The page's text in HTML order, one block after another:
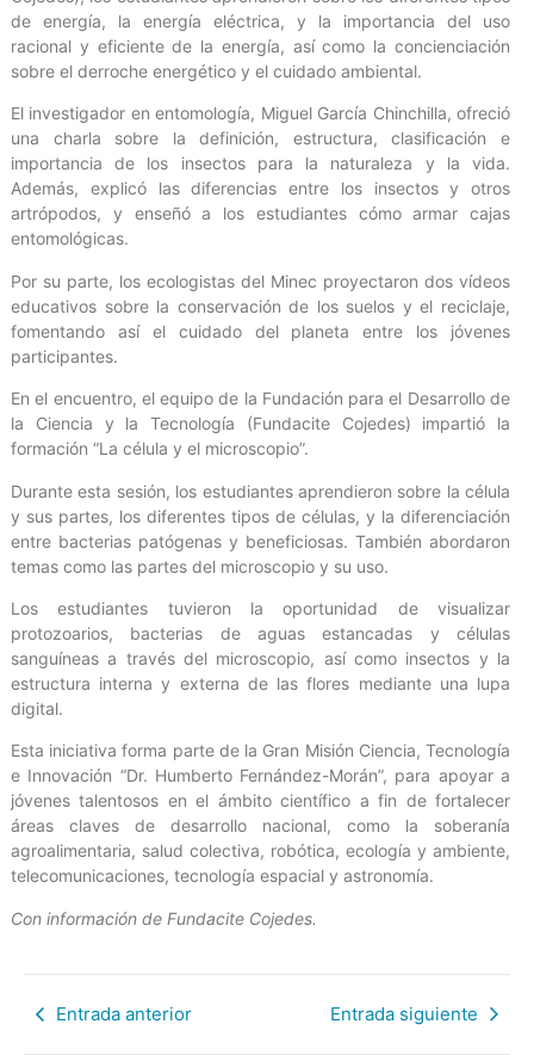
de energía, la energía eléctrica, y la importancia del uso
racional y eficiente de la energía, así como la concienciación
sobre el derroche energético y el cuidado ambiental.
El investigador en entomología, Miguel García Chinchilla, ofreció
una charla sobre la definición, estructura, clasificación e
importancia de los insectos para la naturaleza y la vida.
Además, explicó las diferencias entre los insectos y otros
artrópodos, y enseñó a los estudiantes cómo armar cajas
entomológicas.
Por su parte, los ecologistas del Minec proyectaron dos vídeos
educativos sobre la conservación de los suelos y el reciclaje,
fomentando así el cuidado del planeta entre los jóvenes
participantes.
En el encuentro, el equipo de la Fundación para el Desarrollo de
la Ciencia y la Tecnología (Fundacite Cojedes) impartió la
formación “La célula y el microscopio”.
Durante esta sesión, los estudiantes aprendieron sobre la célula
y sus partes, los diferentes tipos de células, y la diferenciación
entre bacterias patógenas y beneficiosas. También abordaron
temas como las partes del microscopio y su uso.
Los estudiantes tuvieron la oportunidad de visualizar
protozoarios, bacterias de aguas estancadas y células
sanguíneas a través del microscopio, así como insectos y la
estructura interna y externa de las flores mediante una lupa
digital.
Esta iniciativa forma parte de la Gran Misión Ciencia, Tecnología
e Innovación “Dr. Humberto Fernández-Morán”, para apoyar a
jóvenes talentosos en el ámbito científico a fin de fortalecer
áreas claves de desarrollo nacional, como la soberanía
agroalimentaria, salud colectiva, robótica, ecología y ambiente,
telecomunicaciones, tecnología espacial y astronomía.
Con información de Fundacite Cojedes.
Entrada anterior Entrada siguiente